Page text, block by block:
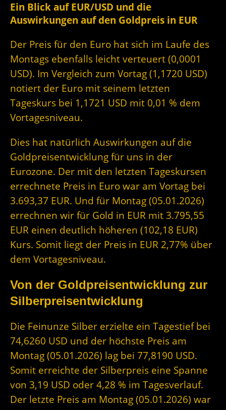
Ein Blick auf EUR/USD und die
Auswirkungen auf den Goldpreis in EUR
Der Preis für den Euro hat sich im Laufe des
Montags ebenfalls leicht verteuert (0,0001
USD). Im Vergleich zum Vortag (1,1720 USD)
notiert der Euro mit seinem letzten
Tageskurs bei 1,1721 USD mit 0,01 % dem
Vortagesniveau.
Dies hat natürlich Auswirkungen auf die
Goldpreisentwicklung für uns in der
Eurozone. Der mit den letzten Tageskursen
errechnete Preis in Euro war am Vortag bei
3.693,37 EUR. Und für Montag (05.01.2026)
errechnen wir für Gold in EUR mit 3.795,55
EUR einen deutlich höheren (102,18 EUR)
Kurs. Somit liegt der Preis in EUR 2,77% über
dem Vortagesniveau.
Von der Goldpreisentwicklung zur
Silberpreisentwicklung
Die Feinunze Silber erzielte ein Tagestief bei
74,6260 USD und der höchste Preis am
Montag (05.01.2026) lag bei 77,8190 USD.
Somit erreichte der Silberpreis eine Spanne
von 3,19 USD oder 4,28 % im Tagesverlauf.
Der letzte Preis am Montag (05.01.2026) war